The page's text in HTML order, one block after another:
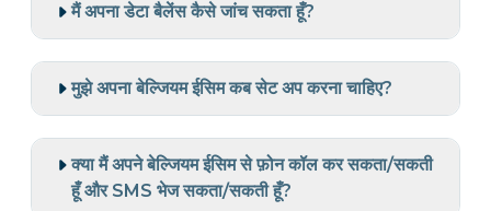
मैं अपना डेटा बैलेंस कैसे जांच सकता हूँ?
मुझे अपना बेल्जियम ईसिम कब सेट अप करना चाहिए?
क्या मैं अपने बेल्जियम ईसिम से फ़ोन कॉल कर सकता/सकती
हूँ और SMS भेज सकता/सकती हूँ?